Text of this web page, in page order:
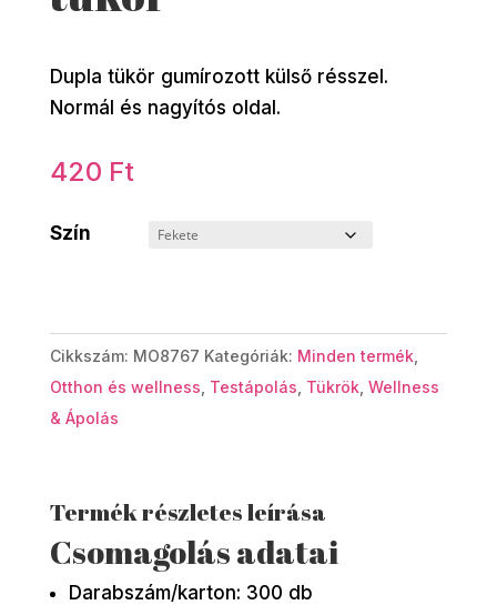
Dupla tükör gumírozott külső résszel.
Normál és nagyítós oldal.
420 Ft
Szín
Cikkszám: MO8767 Kategóriák: Minden termék
Otthon és wellness Testápolás Tükrök Wellness
& Ápolás
Termék részletes leírása
Csomagolás adatai
Darabszám/karton: 300 db